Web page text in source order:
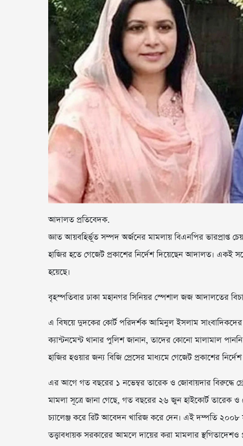
আদালত প্রতিবেদক.
জ্ঞাত আয়বহির্ভূত সম্পদ অর্জনের মামলায় বিএনপির ভারপ্রাপ্ত
হাজির হতে গেজেট প্রকাশের নির্দেশ দিয়েছেন আদালত। একই
হয়েছে।
বৃহস্পতিবার ঢাকা মহানগর সিনিয়র স্পেশাল জজ আদালতের
এ বিষয়ে দুদকের কোর্ট পরিদর্শক আমিনুল ইসলাম সাংবাদিকদের
ক্যান্টনমেন্ট থানার পুলিশ জানান, তাদের কোনো মালামাল
হাজির হওয়ার জন্য বিজি প্রেসের মাধ্যমে গেজেট প্রকাশের
এর আগে গত বছরের ১ নভেম্বর তারেক ও জোবায়দার বিরুদ্ধে
মামলা সূত্রে জানা গেছে, গত বছরের ২৬ জুন হাইকোর্ট তারেক
চ্যালেঞ্জ করে রিট আবেদন খারিজ করে দেন। এই দম্পতি ২০০৮
তত্ত্বাবধায়ক সরকারের আমলে দায়ের করা মামলার